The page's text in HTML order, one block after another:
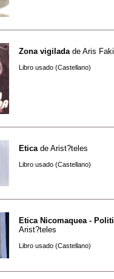
Zona vigilada de Aris
Libro usado (Castellano)
Etica de Arist?teles
Libro usado (Castellano)
Etica Nicomaquea -
Arist?teles
Libro usado (Castellano)